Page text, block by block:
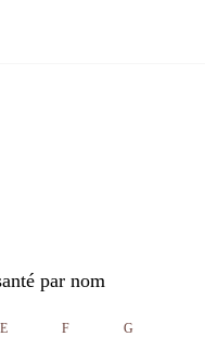
par nom
E F G